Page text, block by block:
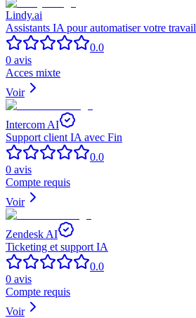
Lindy.ai
Assistants IA pour automatiser votre travail
0.0
0 avis
Acces mixte
Voir
Intercom AI
Support client IA avec Fin
0.0
0 avis
Compte requis
Voir
Zendesk AI
Ticketing et support IA
0.0
0 avis
Compte requis
Voir